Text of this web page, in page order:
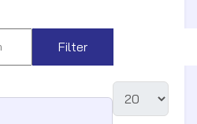
Filter